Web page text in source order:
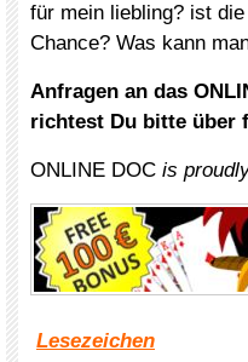
für mein liebling? ist
Chance? Was kann
Anfragen an das
richtest Du bitte über
ONLINE DOC is
Lesezeichen